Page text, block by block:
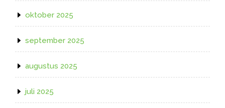
oktober 2025
september 2025
augustus 2025
juli 2025